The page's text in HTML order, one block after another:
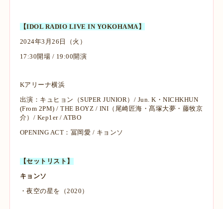
【IDOL RADIO LIVE IN YOKOHAMA】
2024年3月26日（火）
17:30開場 / 19:00開演
Kアリーナ横浜
出演：キュヒョン（SUPER JUNIOR）/ Jun. K・NICHKHUN
(From 2PM) / THE BOYZ / INI（尾崎匠海・髙塚大夢・藤牧京
介）/ Kep1er / ATBO
OPENING ACT：冨岡愛 / キョンソ
【セットリスト】
キョンソ
・夜空の星を（2020）